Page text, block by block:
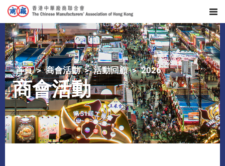
首頁 商會活動 活動回顧 2026
商會活動